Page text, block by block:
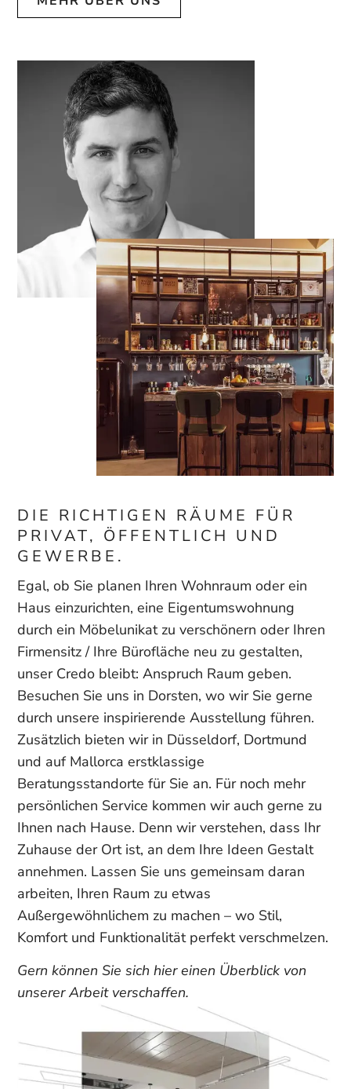
DIE RICHTIGEN RÄUME FÜR
PRIVAT, ÖFFENTLICH UND
GEWERBE.
Egal, ob Sie planen Ihren Wohnraum oder ein
Haus einzurichten, eine Eigentumswohnung
durch ein Möbelunikat zu verschönern oder Ihren
Firmensitz / Ihre Bürofläche neu zu gestalten,
unser Credo bleibt: Anspruch Raum geben.
Besuchen Sie uns in Dorsten, wo wir Sie gerne
durch unsere inspirierende Ausstellung führen.
Zusätzlich bieten wir in Düsseldorf, Dortmund
und auf Mallorca erstklassige
Beratungsstandorte für Sie an. Für noch mehr
persönlichen Service kommen wir auch gerne zu
Ihnen nach Hause. Denn wir verstehen, dass Ihr
Zuhause der Ort ist, an dem Ihre Ideen Gestalt
annehmen. Lassen Sie uns gemeinsam daran
arbeiten, Ihren Raum zu etwas
Außergewöhnlichem zu machen – wo Stil,
Komfort und Funktionalität perfekt verschmelzen.
Gern können Sie sich hier einen Überblick von
unserer Arbeit verschaffen.